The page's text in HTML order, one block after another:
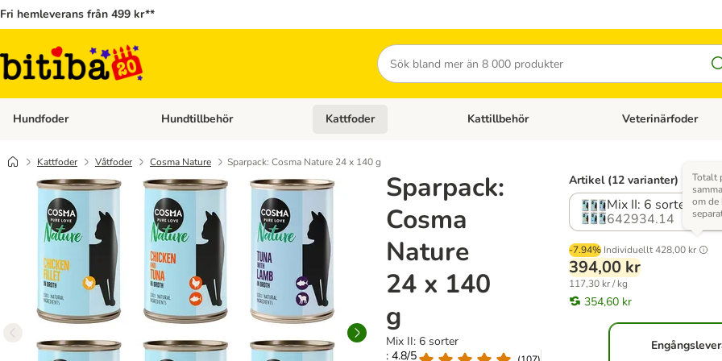
Fri hemleverans från 499 kr**
Sök
Hundfoder Open category menu: Hundfoder
Hundtillbehör Open category menu: Hundtillbehör
Kattfoder Open category menu: Kattfoder
Kattillbehör Open category menu:
Veterinärfoder
Kattfoder Våtfoder Cosma Nature Sparpack: Cosma Nature 24 x 140 g
Sparpack:
Cosma
Nature
24 x 140
g
Mix II: 6 sorter
: 4.8/5
Artikel (12 varianter)
Mix II: 6 sorter
642934.14
-7.94% Individuellt428,00 kr
Totalt
om de
394,00 kr
117,30 kr / kg
354,60 kr